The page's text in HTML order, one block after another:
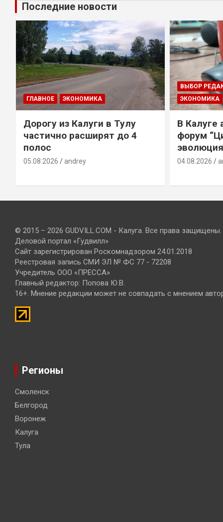
Последние новости
ГЛАВНОЕ ЭКОНОМИКА
Дорогу из Калуги в Тулу
частично расширят до 4
полос
05.08.2026 andrey
ВЫБОР
ЭКОНОМИКА
В Калуге
форум
04.08.2026
© 2015 – 2026 GUDVILL.COM - Калуга. Все права защищены.
Деловой портал «Гудвилл»
Сайт зарегистрирован Роскомнадзором 24.01.2018
Реестровая запись СМИ ЭЛ № ФС 77 - 72208
Учредитель ООО «ПРЕССА»
Главный редактор: Попова Ю.В.
16+. Мнение редакции может не совпадать с мнением
Регионы
Смоленск
Белгород
Воронеж
Калуга
Тула